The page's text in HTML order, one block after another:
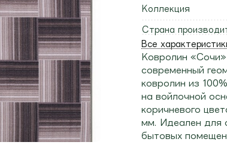
Коллекция
Страна
Все
Ковролин
современный
ковролин из
на войлочной
коричневого
мм. Идеален для
бытовых